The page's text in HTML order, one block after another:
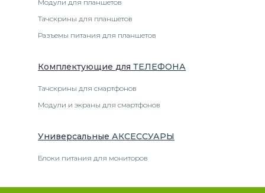
Модули для планшетов
Тачскрины для планшетов
Разъемы питания для планшетов
Комплектующие для ТЕЛЕФОНА
Тачскрины для смартфонов
Модули и экраны для смартфонов
Универсальные АКСЕССУАРЫ
Блоки питания для мониторов